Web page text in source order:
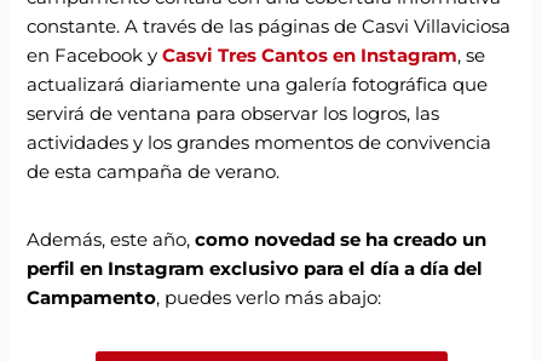
constante. A través de las páginas de Casvi Villaviciosa
en Facebook yCasvi Tres Cantos en Instagram, se
actualizará diariamente una galería fotográfica que
servirá de ventana para observar los logros, las
actividades y los grandes momentos de convivencia
de esta campaña de verano.
Además, este año,como novedad se ha creado un
perfil en Instagram exclusivo para el día a día del
Campamento, puedes verlo más abajo: